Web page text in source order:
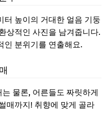
터 높이의 거대한 얼음 기둥
상적인 사진을 남겨줍니다.
인 분위기를 연출해요.
물론, 어른들도 짜릿하게
매까지! 취향에 맞게 골라